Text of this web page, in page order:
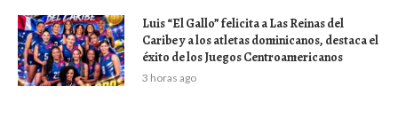
Luis “El Gallo” felicita a Las Reinas del
Caribe y a los atletas dominicanos, destaca el
éxito de los Juegos Centroamericanos
3 horas ago